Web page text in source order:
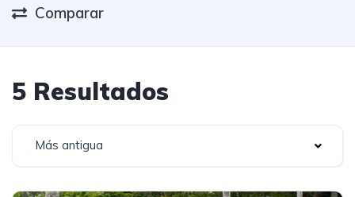
Comparar
5 Resultados
Más antigua